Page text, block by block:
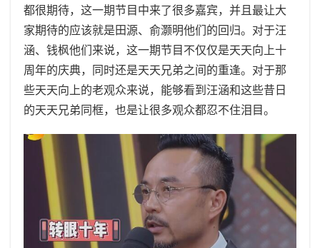
都很期待，这一期节目中来了很多嘉宾，并且最让大
家期待的应该就是田源、俞灏明他们的回归。对于汪
涵、钱枫他们来说，这一期节目不仅仅是天天向上十
周年的庆典，同时还是天天兄弟之间的重逢。对于那
些天天向上的老观众来说，能够看到汪涵和这些昔日
的天天兄弟同框，也是让很多观众都忍不住泪目。